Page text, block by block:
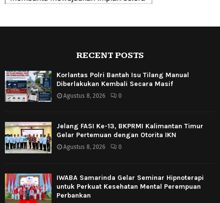
RECENT POSTS
Korlantas Polri Bantah Isu Tilang Manual
Diberlakukan Kembali Secara Masif
Agustus 8, 2026 0
Jelang FASI Ke-13, BKPRMI Kalimantan Timur
Gelar Pertemuan dengan Otorita IKN
Agustus 8, 2026 0
IWABA Samarinda Gelar Seminar Hipnoterapi
untuk Perkuat Kesehatan Mental Perempuan
Perbankan